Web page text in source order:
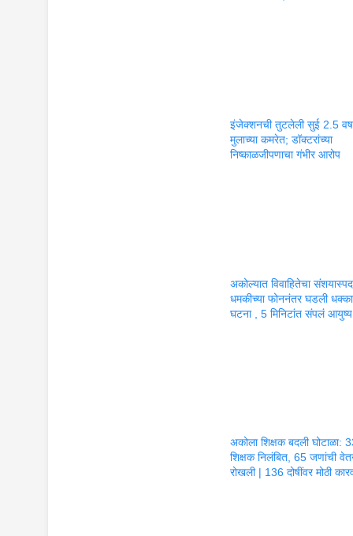
इंजेक्शनची तुटलेली सुई 2.5
मुलाच्या कमरेत; डॉक्टरांच्या
निष्काळजीपणाचा गंभीर आरोप
अकोल्यात विवाहितेचा
धमकीच्या फोननंतर घडली
घटना , 5 मिनिटांत संपलं
अकोला शिक्षक बदली घोटाळा:
शिक्षक निलंबित, 65 जणांची
रोखली | 136 दोषींवर मोठी